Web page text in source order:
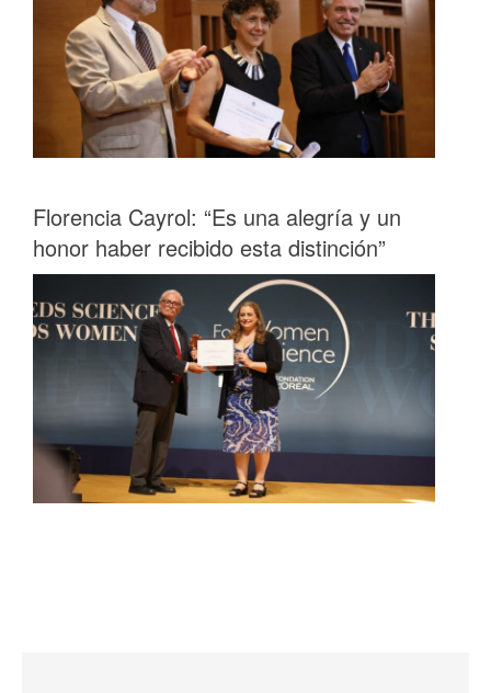
Florencia Cayrol: “Es una alegría y un
honor haber recibido esta distinción”